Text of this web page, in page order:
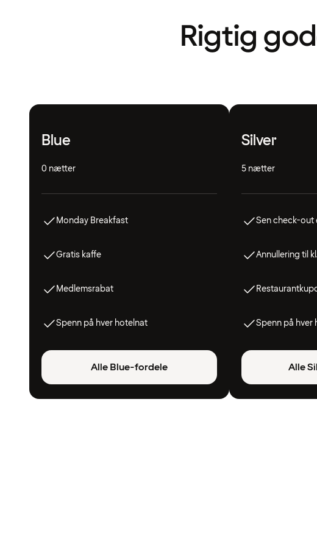
Rigtig
Blue
0 nætter
Monday Breakfast
Gratis kaffe
Medlemsrabat
Spenn på hver hotelnat
Alle Blue-fordele
Silver
5 nætter
Sen check-out
Annullering til
Spenn på hver
Alle